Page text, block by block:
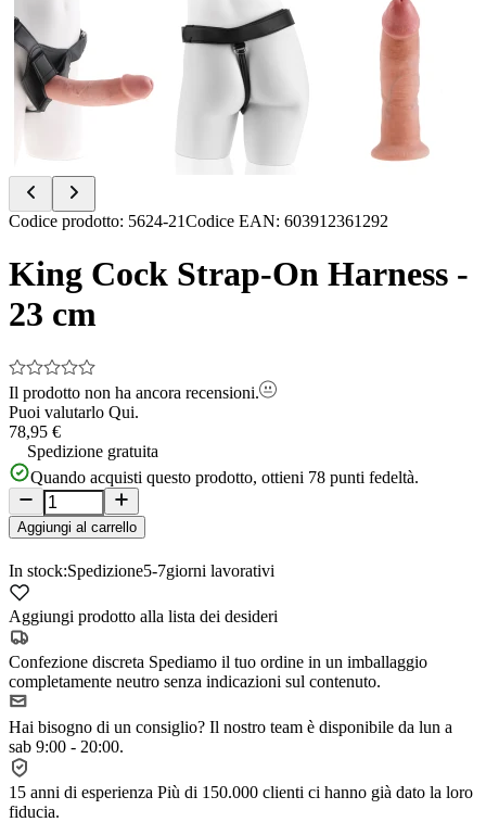
Item
of
Codice prodotto: 5624-21Codice EAN: 603912361292
King Cock Strap-On Harness -
23 cm
Il prodotto non ha ancora recensioni.
Puoi valutarlo Qui.
78,95 €
Spedizione gratuita
Quando acquisti questo prodotto, ottieni 78 punti fedeltà.
Aggiungi al carrello
In stock:Spedizione5-7giorni lavorativi
Aggiungi prodotto alla lista dei desideri
Confezione discreta Spediamo il tuo ordine in un imballaggio
completamente neutro senza indicazioni sul contenuto.
Hai bisogno di un consiglio? Il nostro team è disponibile da lun a
sab 9:00 - 20:00.
15 anni di esperienza Più di 150.000 clienti ci hanno già dato la loro
fiducia.